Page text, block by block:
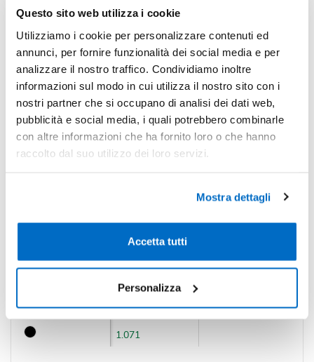
Questo sito web utilizza i cookie
Utilizziamo i cookie per personalizzare contenuti ed
annunci, per fornire funzionalità dei social media e per
analizzare il nostro traffico. Condividiamo inoltre
informazioni sul modo in cui utilizza il nostro sito con i
nostri partner che si occupano di analisi dei dati web,
pubblicità e social media, i quali potrebbero combinarle
con altre informazioni che ha fornito loro o che hanno
raccolto dal suo utilizzo dei loro servizi.
Mostra dettagli
Accetta tutti
Personalizza
Pezzi 300 -26% € 6,40
*Prezzi prodotto per quantità merce neutra e prezzi IVA
Non trovi la quantità in tabella?Calcola il preventivo
Quantità consigliata
100pz. Prezzo unitario: € 8,70 IVA incl.
IVA incl.
Disponibilità
Colore Disponibilità Prossimi arrivi
1.071